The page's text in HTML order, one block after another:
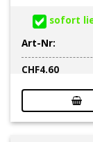
sofort
Art-Nr:
CHF4.60